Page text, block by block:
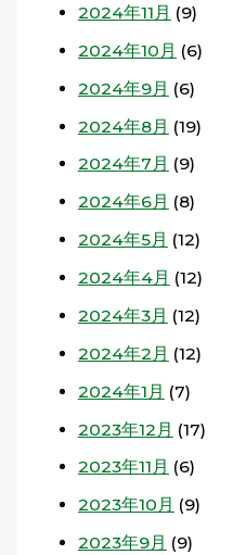
2024年11月 (9)
2024年10月 (6)
2024年9月 (6)
2024年8月 (19)
2024年7月 (9)
2024年6月 (8)
2024年5月 (12)
2024年4月 (12)
2024年3月 (12)
2024年2月 (12)
2024年1月 (7)
2023年12月 (17)
2023年11月 (6)
2023年10月 (9)
2023年9月 (9)